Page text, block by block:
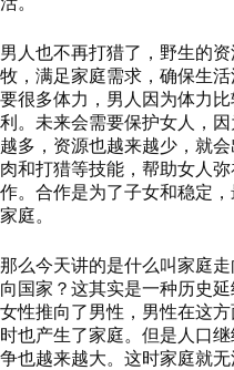
男人也不再打猎了，野生的
牧，满足家庭需求，确保生
要很多体力，男人因为体力
利。未来会需要保护女人，
越多，资源也越来越少，就
肉和打猎等技能，帮助女人
作。合作是为了子女和稳定
家庭。
那么今天讲的是什么叫家庭
向国家？这其实是一种历史
女性推向了男性，男性在这
时也产生了家庭。但是人口
争也越来越大。这时家庭就